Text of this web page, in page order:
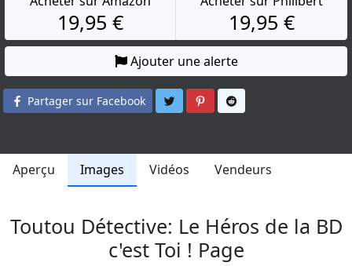
19,95 € 19,95 €
Ajouter une alerte
Partager sur Facebook Partager sur Twitter
Partager sur Pinterest
Aperçu Images Vidéos Vendeurs
Toutou Détective: Le Héros de la BD
c'est Toi ! Page